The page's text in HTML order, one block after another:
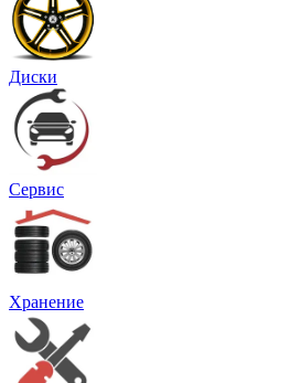
Диски
Сервис
Хранение